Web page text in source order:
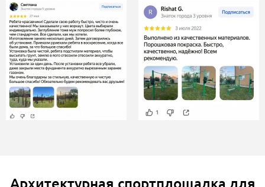
Архитектурная спортплощадка для